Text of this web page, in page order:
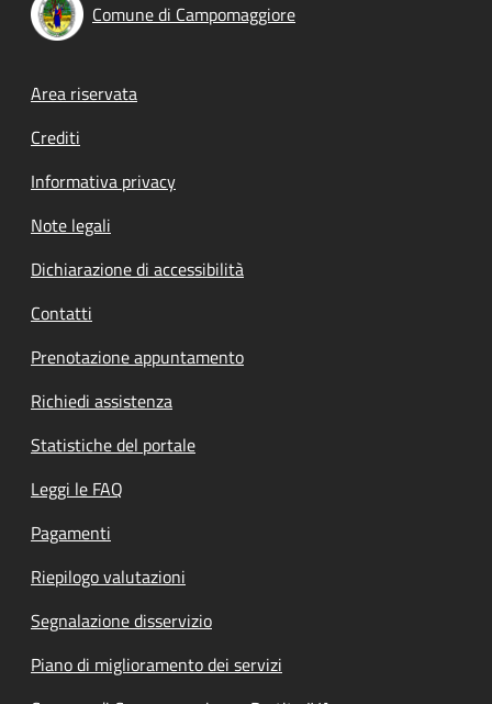
Comune di Campomaggiore
Footer menu
Area riservata
Crediti
Informativa privacy
Note legali
Dichiarazione di accessibilità
Contatti
Prenotazione appuntamento
Richiedi assistenza
Statistiche del portale
Leggi le FAQ
Pagamenti
Riepilogo valutazioni
Segnalazione disservizio
Piano di miglioramento dei servizi